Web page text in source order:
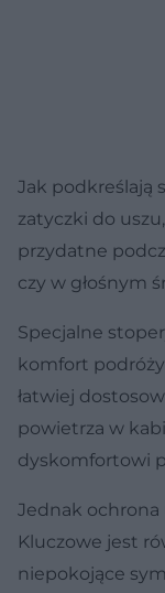
Jak podkreślają
zatyczki do
przydatne
czy w głośnym
Specjalne
komfort
łatwiej
powietrza w
dyskomfortowi
Jednak ochrona
Kluczowe jest
niepokojące